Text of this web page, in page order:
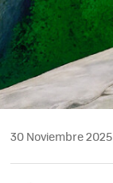
30 Noviembre 2025